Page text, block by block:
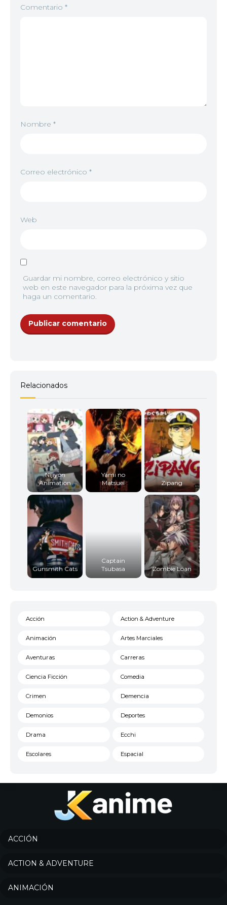
Comentario *
Nombre *
Correo electrónico *
Web
Guardar mi nombre, correo electrónico y sitio
web en este navegador para la próxima vez que
haga un comentario.
Relacionados
Nijiyon
Animation
Yami no
Matsuei
Zipang
Gunsmith Cats
Captain
Tsubasa
Zombie Loan
Acción Action & Adventure
Animación Artes Marciales
Aventuras Carreras
Ciencia Ficción Comedia
Crimen Demencia
Demonios Deportes
Drama Ecchi
Escolares Espacial
Historico
Josei
Música
ACCIÓN
ACTION & ADVENTURE
ANIMACIÓN